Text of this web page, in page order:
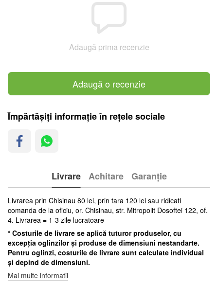
Adaugă prima recenzie
Adaugă o recenzie
Împărtășiți informație în rețele sociale
Livrare Achitare Garanție
Livrarea prin Chisinau 80 lei, prin tara 120 lei sau ridicati
comanda de la oficiu, or. Chisinau, str. Mitropolit Dosoftei 122, of.
4. Livrarea = 1-3 zile lucratoare
* Costurile de livrare se aplică tuturor produselor, cu
excepția oglinzilor și produse de dimensiuni nestandarte.
Pentru oglinzi, costurile de livrare sunt calculate individual
și depind de dimensiuni.
Mai multe informatii